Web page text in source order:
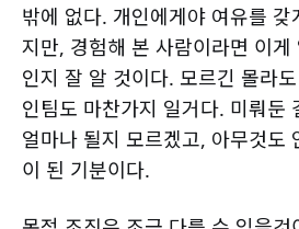
밖에 없다. 개인에게야 여유를 갖
지만, 경험해 본 사람이라면 이게
인지 잘 알 것이다. 모르긴 몰라
인팀도 마찬가지 일거다. 미뤄둔
얼마나 될지 모르겠고, 아무것도
이 된 기분이다.